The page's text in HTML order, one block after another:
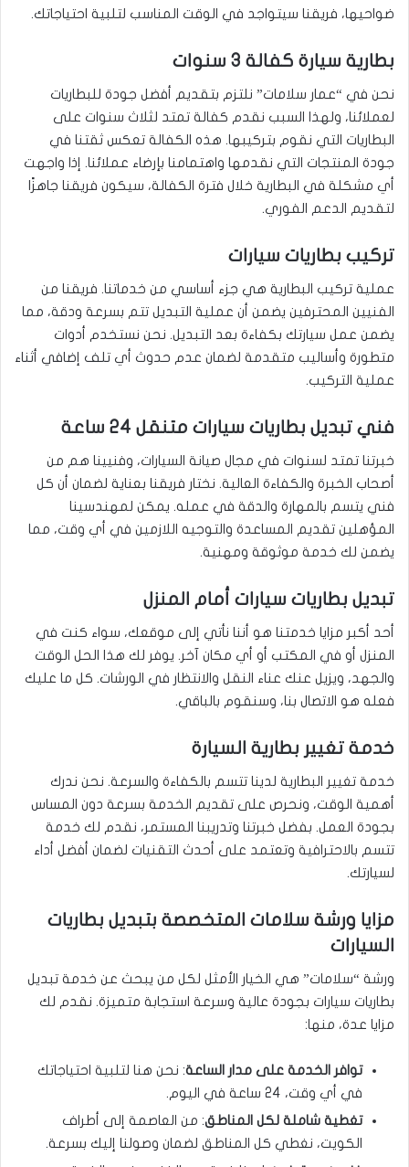
ضواحيها، فريقنا سيتواجد في الوقت المناسب لتلبية احتياجاتك.
بطارية سيارة كفالة 3 سنوات
نحن في “عمار سلامات” نلتزم بتقديم أفضل جودة للبطاريات
لعملائنا، ولهذا السبب نقدم كفالة تمتد لثلاث سنوات على
البطاريات التي نقوم بتركيبها. هذه الكفالة تعكس ثقتنا في
جودة المنتجات التي نقدمها واهتمامنا بإرضاء عملائنا. إذا واجهت
أي مشكلة في البطارية خلال فترة الكفالة، سيكون فريقنا جاهزًا
لتقديم الدعم الفوري.
تركيب بطاريات سيارات
عملية تركيب البطارية هي جزء أساسي من خدماتنا. فريقنا من
الفنيين المحترفين يضمن أن عملية التبديل تتم بسرعة ودقة، مما
يضمن عمل سيارتك بكفاءة بعد التبديل. نحن نستخدم أدوات
متطورة وأساليب متقدمة لضمان عدم حدوث أي تلف إضافي أثناء
عملية التركيب.
فني تبديل بطاريات سيارات متنقل 24 ساعة
خبرتنا تمتد لسنوات في مجال صيانة السيارات، وفنيينا هم من
أصحاب الخبرة والكفاءة العالية. نختار فريقنا بعناية لضمان أن كل
فني يتسم بالمهارة والدقة في عمله. يمكن لمهندسينا
المؤهلين تقديم المساعدة والتوجيه اللازمين في أي وقت، مما
يضمن لك خدمة موثوقة ومهنية.
تبديل بطاريات سيارات أمام المنزل
أحد أكبر مزايا خدمتنا هو أننا نأتي إلى موقعك، سواء كنت في
المنزل أو في المكتب أو أي مكان آخر. يوفر لك هذا الحل الوقت
والجهد، ويزيل عنك عناء النقل والانتظار في الورشات. كل ما عليك
فعله هو الاتصال بنا، وسنقوم بالباقي.
خدمة تغيير بطارية السيارة
خدمة تغيير البطارية لدينا تتسم بالكفاءة والسرعة. نحن ندرك
أهمية الوقت، ونحرص على تقديم الخدمة بسرعة دون المساس
بجودة العمل. بفضل خبرتنا وتدريبنا المستمر، نقدم لك خدمة
تتسم بالاحترافية وتعتمد على أحدث التقنيات لضمان أفضل أداء
لسيارتك.
مزايا ورشة سلامات المتخصصة بتبديل بطاريات
السيارات
ورشة “سلامات” هي الخيار الأمثل لكل من يبحث عن خدمة تبديل
بطاريات سيارات بجودة عالية وسرعة استجابة متميزة. نقدم لك
مزايا عدة، منها:
توافر الخدمة على مدار الساعة: نحن هنا لتلبية احتياجاتك
في أي وقت، 24 ساعة في اليوم.
تغطية شاملة لكل المناطق: من العاصمة إلى أطراف
الكويت، نغطي كل المناطق لضمان وصولنا إليك بسرعة.